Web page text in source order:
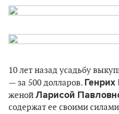
10 лет назад усадьбу
— за 500 долларов.
женой Ларисой
содержат ее своими